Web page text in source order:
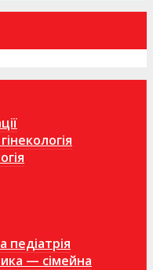
педіатрія
— сімейна